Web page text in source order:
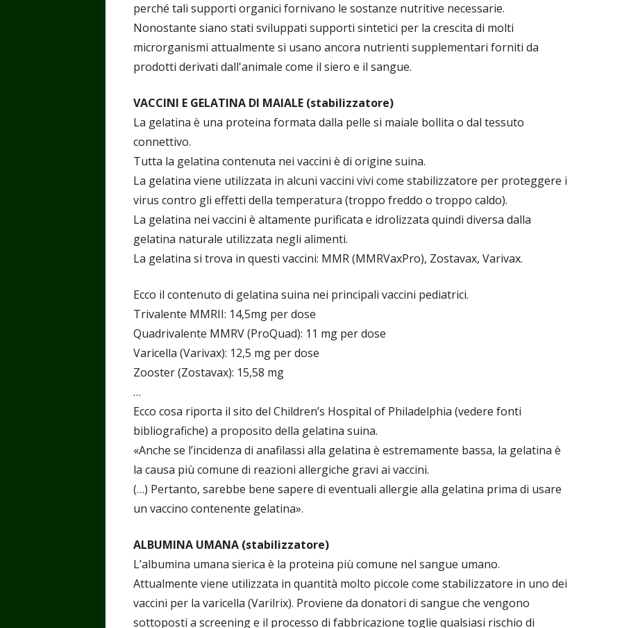
perché tali supporti organici fornivano le sostanze nutritive necessarie.
Nonostante siano stati sviluppati supporti sintetici per la crescita di molti
microrganismi attualmente si usano ancora nutrienti supplementari forniti da
prodotti derivati dall'animale come il siero e il sangue.
VACCINI E GELATINA DI MAIALE (stabilizzatore)
La gelatina è una proteina formata dalla pelle si maiale bollita o dal tessuto
connettivo.
Tutta la gelatina contenuta nei vaccini è di origine suina.
La gelatina viene utilizzata in alcuni vaccini vivi come stabilizzatore per proteggere i
virus contro gli effetti della temperatura (troppo freddo o troppo caldo).
La gelatina nei vaccini è altamente purificata e idrolizzata quindi diversa dalla
gelatina naturale utilizzata negli alimenti.
La gelatina si trova in questi vaccini: MMR (MMRVaxPro), Zostavax, Varivax.
Ecco il contenuto di gelatina suina nei principali vaccini pediatrici.
Trivalente MMRII: 14,5mg per dose
Quadrivalente MMRV (ProQuad): 11 mg per dose
Varicella (Varivax): 12,5 mg per dose
Zooster (Zostavax): 15,58 mg
…
Ecco cosa riporta il sito del Children’s Hospital of Philadelphia (vedere fonti
bibliografiche) a proposito della gelatina suina.
«Anche se l’incidenza di anafilassi alla gelatina è estremamente bassa, la gelatina è
la causa più comune di reazioni allergiche gravi ai vaccini.
(…) Pertanto, sarebbe bene sapere di eventuali allergie alla gelatina prima di usare
un vaccino contenente gelatina».
ALBUMINA UMANA (stabilizzatore)
L’albumina umana sierica è la proteina più comune nel sangue umano.
Attualmente viene utilizzata in quantità molto piccole come stabilizzatore in uno dei
vaccini per la varicella (Varilrix). Proviene da donatori di sangue che vengono
sottoposti a screening e il processo di fabbricazione toglie qualsiasi rischio di